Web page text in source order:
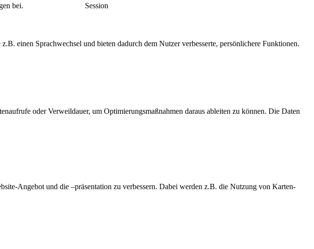
bei. Session
einen Sprachwechsel und bieten dadurch dem Nutzer verbesserte, persönlichere Funktionen.
oder Verweildauer, um Optimierungsmaßnahmen daraus ableiten zu können. Die Daten
Angebot und die –präsentation zu verbessern. Dabei werden z.B. die Nutzung von Karten-